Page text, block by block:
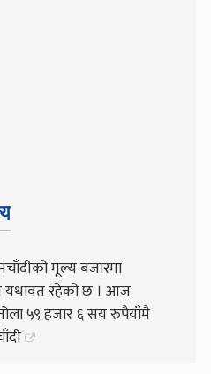
मूल्य बजारमा
यथावत रहेको छ । आज
५९ हजार ६ सय रुपैयाँमै